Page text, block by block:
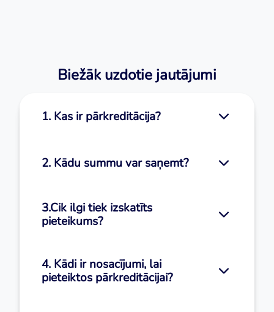
Biežāk uzdotie jautājumi
1. Kas ir pārkreditācija?
2. Kādu summu var saņemt?
3.Cik ilgi tiek izskatīts
pieteikums?
4. Kādi ir nosacījumi, lai
pieteiktos pārkreditācijai?